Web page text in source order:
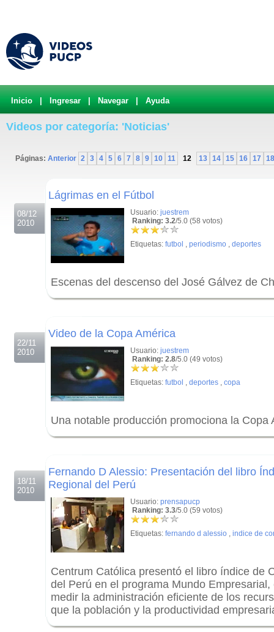
Inicio Ingresar Navegar Ayuda
Videos por categoría: 'Noticias'
Páginas: Anterior 2 3 4 5 6 7 8 9 10 11 12 13 14 15 16 17 18
08/12
2010
Lágrimas en el Fútbol
Usuario: juestrem
Ranking: 3.2/5.0 (58 votos)
Etiquetas: futbol , periodismo , deportes
Escenas del descenso del José Gálvez de
22/11
2010
Video de la Copa América
Usuario: juestrem
Ranking: 2.8/5.0 (49 votos)
Etiquetas: futbol , deportes , copa
Una notable producción promociona la Copa
18/11
2010
Fernando D Alessio: Presentación del libro
Regional del Perú
Usuario: prensapucp
Ranking: 3.3/5.0 (59 votos)
Etiquetas: fernando d alessio , indice de
Centrum Católica presentó el libro índice de
del Perú en el programa Mundo
medir la administración eficiente de los
que la población y la productividad